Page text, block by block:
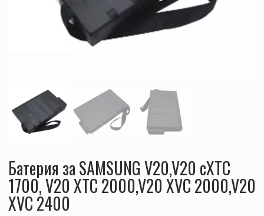
Батерия за SAMSUNG V20,V20 cXTC
1700, V20 XTC 2000,V20 XVC 2000,V20
XVC 2400